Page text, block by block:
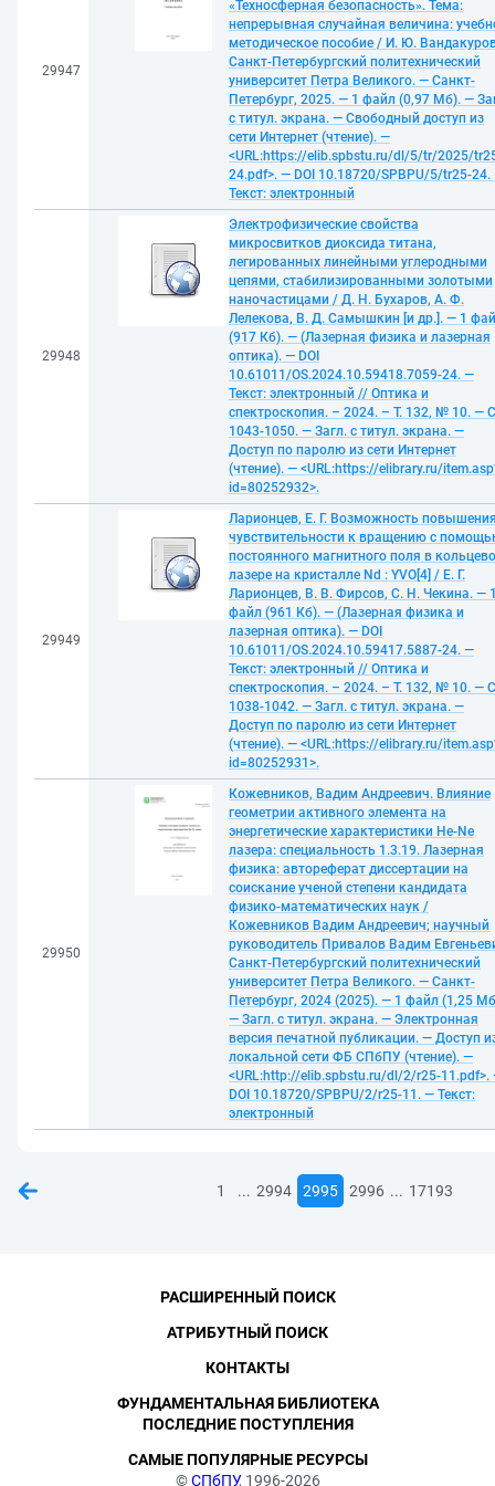
29947
«Техносферная безопасность». Тема:
непрерывная случайная величина:
методическое пособие / И. Ю.
Санкт-Петербургский политехнический
университет Петра Великого. — Санкт-
Петербург, 2025. — 1 файл (0,97 Мб). —
с титул. экрана. — Свободный доступ из
сети Интернет (чтение). —
<URL:https://elib.spbstu.ru/dl/5/tr/2025/
24.pdf>. — DOI 10.18720/SPBPU/5/tr25-24.
Текст: электронный
29948
Электрофизические свойства
микросвитков диоксида титана,
легированных линейными углеродными
цепями, стабилизированными золотыми
наночастицами / Д. Н. Бухаров, А. Ф.
Лелекова, В. Д. Самышкин [и др.]. — 1
(917 Кб). — (Лазерная физика и лазерная
оптика). — DOI
10.61011/OS.2024.10.59418.7059-24. —
Текст: электронный // Оптика и
спектроскопия. – 2024. – Т. 132, № 10. —
1043-1050. — Загл. с титул. экрана. —
Доступ по паролю из сети Интернет
(чтение). — <URL:https://elibrary.ru/
id=80252932>.
29949
Ларионцев, Е. Г. Возможность
чувствительности к вращению с
постоянного магнитного поля в
лазере на кристалле Nd : YVO[4] / Е. Г.
Ларионцев, В. В. Фирсов, С. Н. Чекина. —
файл (961 Кб). — (Лазерная физика и
лазерная оптика). — DOI
10.61011/OS.2024.10.59417.5887-24. —
Текст: электронный // Оптика и
спектроскопия. – 2024. – Т. 132, № 10. —
1038-1042. — Загл. с титул. экрана. —
Доступ по паролю из сети Интернет
(чтение). — <URL:https://elibrary.ru/
id=80252931>.
29950
Кожевников, Вадим Андреевич. Влияние
геометрии активного элемента на
энергетические характеристики He-Ne
лазера: специальность 1.3.19. Лазерная
физика: автореферат диссертации на
соискание ученой степени кандидата
физико-математических наук /
Кожевников Вадим Андреевич; научный
руководитель Привалов Вадим
Санкт-Петербургский политехнический
университет Петра Великого. — Санкт-
Петербург, 2024 (2025). — 1 файл (1,25
— Загл. с титул. экрана. — Электронная
версия печатной публикации. — Доступ
локальной сети ФБ СПбПУ (чтение). —
<URL:http://elib.spbstu.ru/dl/2/r25-11.pdf>.
DOI 10.18720/SPBPU/2/r25-11. — Текст:
электронный
1 ... 2994 2995 2996 ... 17193
©СПбПУ, 1996-2026
РАСШИРЕННЫЙ ПОИСК
АТРИБУТНЫЙ ПОИСК
КОНТАКТЫ
ФУНДАМЕНТАЛЬНАЯ БИБЛИОТЕКА
ПОСЛЕДНИЕ ПОСТУПЛЕНИЯ
САМЫЕ ПОПУЛЯРНЫЕ РЕСУРСЫ